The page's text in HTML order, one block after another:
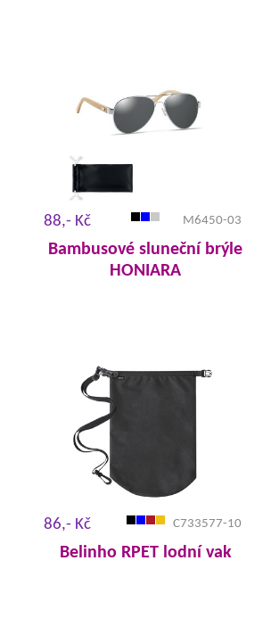
88,- Kč M6450-03
Bambusové sluneční brýle
HONIARA
86,- Kč C733577-10
Belinho RPET lodní vak